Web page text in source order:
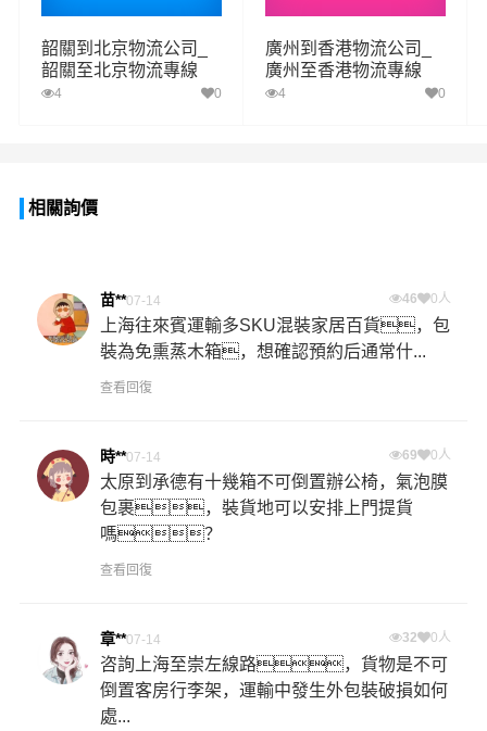
韶關到北京物流公司_
韶關至北京物流專線
4 0
廣州到香港物流公司_
廣州至香港物流專線
4 0
相關詢價
苗**07-14 46 0人
上海往來賓運輸多SKU混裝家居百貨，包
裝為免熏蒸木箱，想確認預約后通常什...
查看回復
時**07-14 69 0人
太原到承德有十幾箱不可倒置辦公椅，氣泡膜
包裹，裝貨地可以安排上門提貨
嗎？
查看回復
章**07-14 32 0人
咨詢上海至崇左線路，貨物是不可
倒置客房行李架，運輸中發生外包裝破損如何
處...